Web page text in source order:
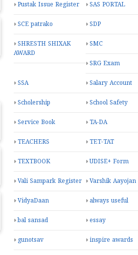
Pustak Issue Register SAS PORTAL
SCE patrako SDP
SHRESTH SHIXAK
AWARD
SMC
SRG Exam
SSA Salary Account
Scholership School Safety
Service Book TA-DA
TEACHERS TET-TAT
TEXTBOOK UDISE+ Form
Vali Sampark Register Varshik Aayojan
VidyaDaan always useful
bal sansad essay
gunotsav inspire awards